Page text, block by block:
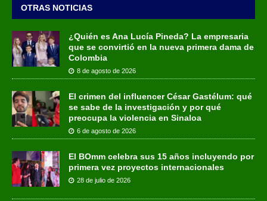
OTRAS NOTICIAS
¿Quién es Ana Lucía Pineda? La empresaria
que se convirtió en la nueva primera dama de
Colombia
8 de agosto de 2026
El crimen del influencer César Gastélum: qué
se sabe de la investigación y por qué
preocupa la violencia en Sinaloa
6 de agosto de 2026
El BOmm celebra sus 15 años incluyendo por
primera vez proyectos internacionales
28 de julio de 2026